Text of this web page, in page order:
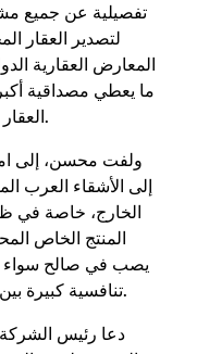
تفصيلية عن جميع
لتصدير العقار
المعارض العقارية
ما يعطي مصداقية
العقار وهو عائق كبير أمام التصدير العقاري.
ولفت محسن، إلى
إلى الأشقاء العرب
الخارج، خاصة في
المنتج الخاص
يصب في صالح سواء
تنافسية كبيرة بين دول المنطقة بمصر المصدرة للعقار.
دعا رئيس